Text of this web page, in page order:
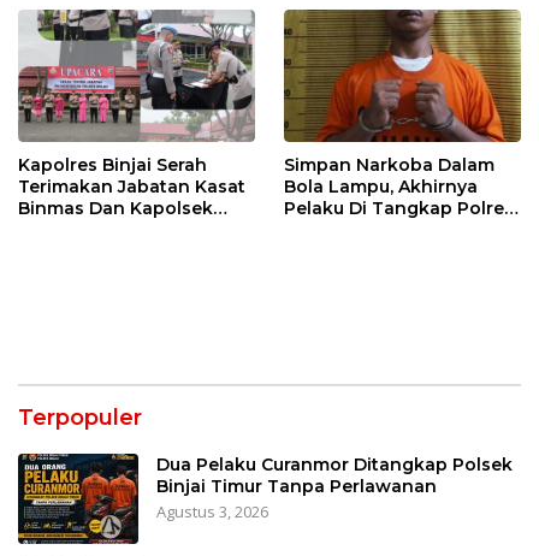
Kapolres Binjai Serah
Terimakan Jabatan Kasat
Binmas Dan Kapolsek
Simpan Narkoba Dalam
Bola Lampu, Akhirnya
Pelaku Di Tangkap Polres
Terpopuler
Dua Pelaku Curanmor Ditangkap Polsek
Binjai Timur Tanpa Perlawanan
Agustus 3, 2026